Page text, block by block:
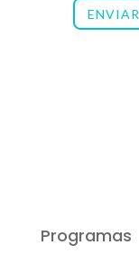
ENVIAR
Programas